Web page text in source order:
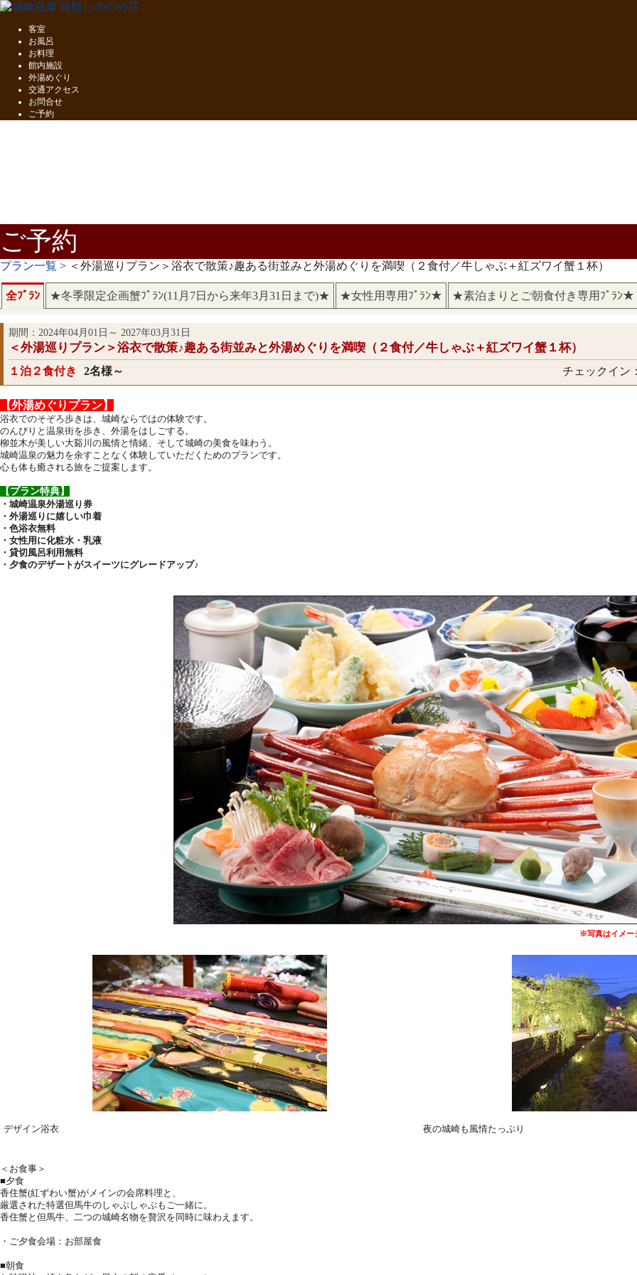
客室
お風呂
お料理
館内施設
外湯めぐり
交通アクセス
お問合せ
ご予約
ご予約
プラン一覧 > ＜外湯巡りプラン＞浴衣で散策♪趣ある街並みと外湯めぐりを満喫（２食付／牛しゃぶ＋紅ズワイ蟹１杯）
全ﾌﾟﾗﾝ ★冬季限定企画蟹ﾌﾟﾗﾝ(11月7日から来年3月31日まで)★ ★女性用専用ﾌﾟﾗﾝ★ ★素泊まりとご朝食付き専用ﾌﾟﾗﾝ★
期間：2024年04月01日～ 2027年03月31日
＜外湯巡りプラン＞浴衣で散策♪趣ある街並みと外湯めぐりを満喫（２食付／牛しゃぶ＋紅ズワイ蟹１杯）
１泊２食付き 2名様～ チェックイン
【外湯めぐりプラン】
浴衣でのそぞろ歩きは、城崎ならではの体験です。
のんびりと温泉街を歩き、外湯をはしごする。
柳並木が美しい大谿川の風情と情緒、そして城崎の美食を味わう。
城崎温泉の魅力を余すことなく体験していただくためのプランです。
心も体も癒される旅をご提案します。
【プラン特典】
・城崎温泉外湯巡り券
・外湯巡りに嬉しい巾着
・色浴衣無料
・女性用に化粧水・乳液
・貸切風呂利用無料
・夕食のデザートがスイーツにグレードアップ♪
※写真はイメー
デザイン浴衣 夜の城崎も風情たっぷり
＜お食事＞
■夕食
香住蟹(紅ずわい蟹)がメインの会席料理と、
厳選された特選但馬牛のしゃぶしゃぶもご一緒に。
香住蟹と但馬牛、二つの城崎名物を贅沢を同時に味わえます。
・ご夕食会場：お部屋食
■朝食